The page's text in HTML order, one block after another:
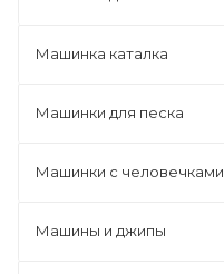
Машинка каталка
Машинки для песка
Машинки с человечками
Машины и джипы